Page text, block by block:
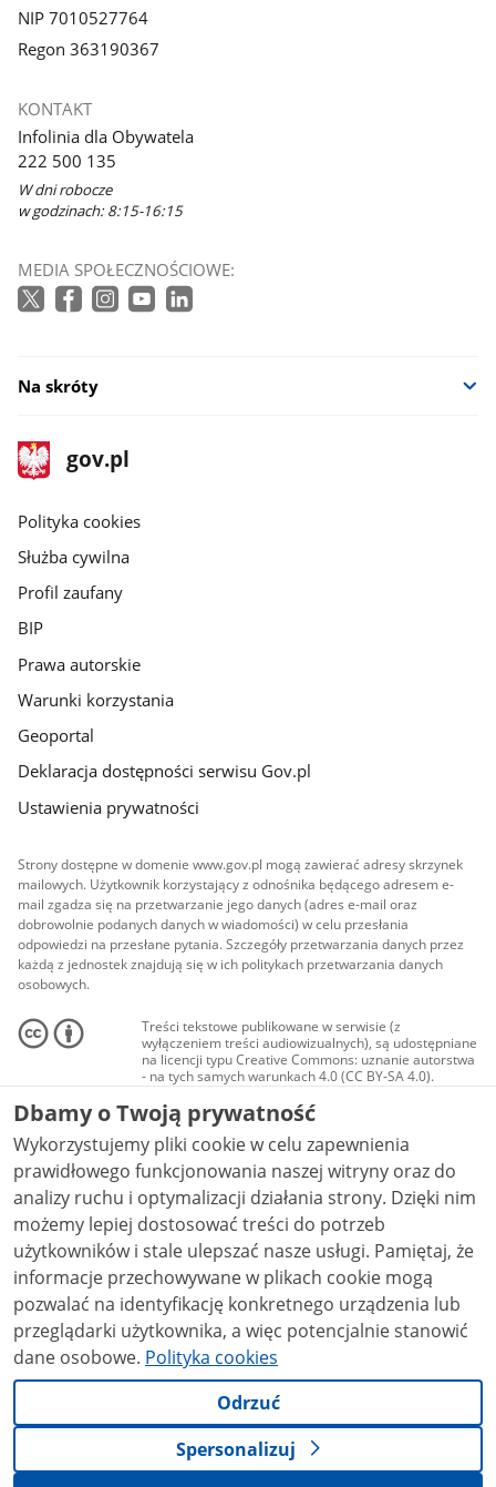
NIP 7010527764
Regon 363190367
KONTAKT
Infolinia dla Obywatela
222 500 135
W dni robocze
w godzinach: 8:15-16:15
MEDIA SPOŁECZNOŚCIOWE:
Na skróty
stopka
gov.pl
Strona
gov.pl
gov.pl
Polityka cookies
Służba cywilna
Profil zaufany
BIP
Prawa autorskie
Warunki korzystania
Geoportal
Deklaracja dostępności serwisu Gov.pl
Ustawienia prywatności
Strony dostępne w domenie www.gov.pl mogą zawierać adresy skrzynek
mailowych. Użytkownik korzystający z odnośnika będącego adresem e-
mail zgadza się na przetwarzanie jego danych (adres e-mail oraz
dobrowolnie podanych danych w wiadomości) w celu przesłania
odpowiedzi na przesłane pytania. Szczegóły przetwarzania danych przez
każdą z jednostek znajdują się w ich politykach przetwarzania danych
osobowych.
Treści tekstowe publikowane w serwisie (z
wyłączeniem treści audiowizualnych), są udostępniane
na licencji typu Creative Commons: uznanie autorstwa
- na tych samych warunkach 4.0 (CC BY-SA 4.0).
Materiały audiowizualne, w tym zdjęcia, materiały
audio i wideo, są udostępniane na licencji typu
Creative Commons: uznanie autorstwa użycie
niekomercyjne - bez utworów zależnych 4.0 (CC BY-
NC-ND 4.0), o ile nie jest to stwierdzone inaczej.
Dbamy o Twoją prywatność
Wykorzystujemy pliki cookie w celu zapewnienia
prawidłowego funkcjonowania naszej witryny oraz do
analizy ruchu i optymalizacji działania strony. Dzięki nim
możemy lepiej dostosować treści do potrzeb
użytkowników i stale ulepszać nasze usługi. Pamiętaj, że
informacje przechowywane w plikach cookie mogą
pozwalać na identyfikację konkretnego urządzenia lub
przeglądarki użytkownika, a więc potencjalnie stanowić
dane osobowe. Polityka cookies
Odrzuć
Spersonalizuj